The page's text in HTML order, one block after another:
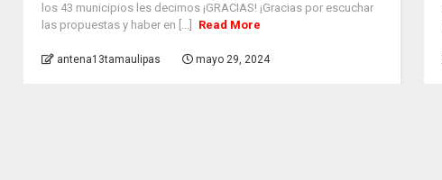
los 43 municipios les decimos ¡GRACIAS! ¡Gracias por escuchar
las propuestas y haber en [...]
Read More
antena13tamaulipas mayo 29, 2024